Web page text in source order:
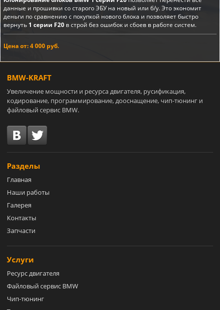
данные и прошивки со старого ЭБУ на новый или б/у. Это экономит
деньги по сравнению с покупкой нового блока и позволяет быстро
вернуть 1 серии F20 в строй без ошибок и сбоев в работе систем.
Цена от: 4 000 руб.
BMW-KRAFT
Увеличение мощности и ресурса двигателя, русификация,
кодирование, программирование, дооснащение, чип-тюнинг и
файловый сервис BMW.
Разделы
Главная
Наши работы
Галерея
Контакты
Запчасти
Услуги
Ресурс двигателя
Файловый сервис BMW
Чип-тюнинг